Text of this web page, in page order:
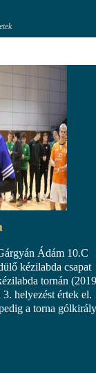
Ádám 10.C
kézilabda csapat
tornán
helyezést értek el.
a torna